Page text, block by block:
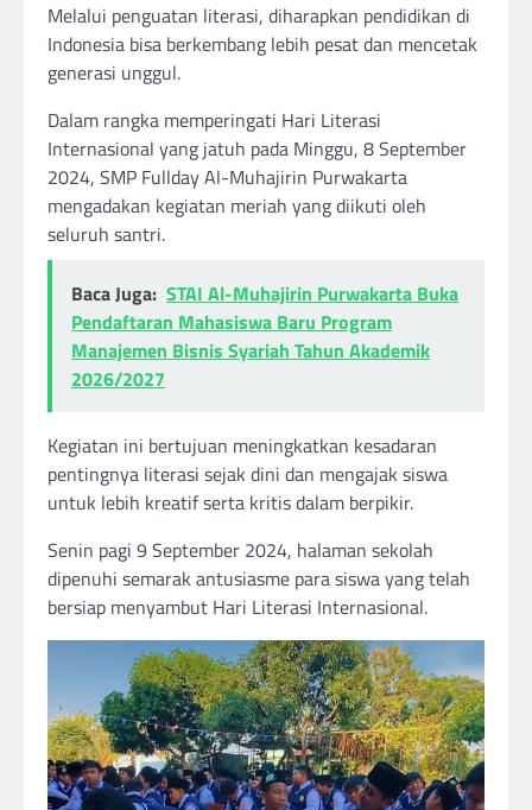
Melalui penguatan literasi, diharapkan pendidikan di
Indonesia bisa berkembang lebih pesat dan mencetak
generasi unggul.
Dalam rangka memperingati Hari Literasi
Internasional yang jatuh pada Minggu, 8 September
2024, SMP Fullday Al-Muhajirin Purwakarta
mengadakan kegiatan meriah yang diikuti oleh
seluruh santri.
Baca Juga: STAI Al-Muhajirin Purwakarta Buka
Pendaftaran Mahasiswa Baru Program
Manajemen Bisnis Syariah Tahun Akademik
2026/2027
Kegiatan ini bertujuan meningkatkan kesadaran
pentingnya literasi sejak dini dan mengajak siswa
untuk lebih kreatif serta kritis dalam berpikir.
Senin pagi 9 September 2024, halaman sekolah
dipenuhi semarak antusiasme para siswa yang telah
bersiap menyambut Hari Literasi Internasional.